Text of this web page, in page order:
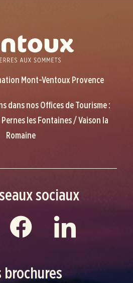
Mont-Ventoux Provence
dans nos Offices de Tourisme :
les Fontaines / Vaison la
Romaine
sociaux
brochures